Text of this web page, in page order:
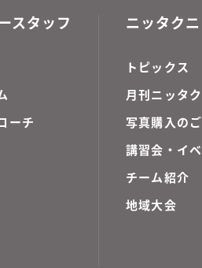
スタッフ
ーチ
ニッタク
トピックス
月刊ニッタ
写真購入の
講習会・イ
チーム紹介
地域大会